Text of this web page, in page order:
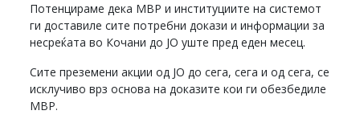
Потенцираме дека МВР и институциите на системот
ги доставиле сите потребни докази и информации за
несреќата во Кочани до ЈО уште пред еден месец.
Сите преземени акции од ЈО до сега, сега и од сега, се
исклучиво врз основа на доказите кои ги обезбедиле
МВР.